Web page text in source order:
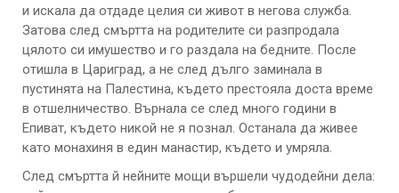
и искала да отдаде целия си живот в негова служба.
Затова след смъртта на родителите си разпродала
цялото си имушество и го раздала на бедните. После
отишла в Цариград, а не след дълго заминала в
пустинята на Палестина, където престояла доста време
в отшелничество. Върнала се след много години в
Епиват, където никой не я познал. Останала да живее
като монахиня в един манастир, където и умряла.
След смъртта й нейните мощи вършели чудодейни дела: